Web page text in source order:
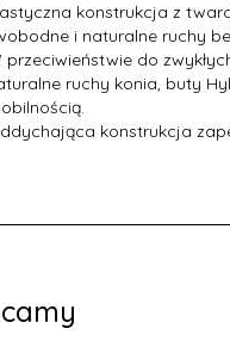
konstrukcja z
i naturalne ruchy
przeciwieństwie do
ruchy konia, buty
konstrukcja